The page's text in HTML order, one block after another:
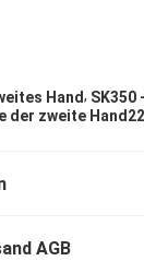
Hand, SK350
der zweite
AGB